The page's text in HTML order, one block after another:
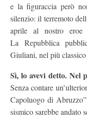
e la figuraccia però
silenzio: il terremoto
aprile al nostro eroe
La Repubblica
Giuliani, nel più
Sì, lo avevi detto. Nel
Senza contare
Capoluogo di
sismico sarebbe andato